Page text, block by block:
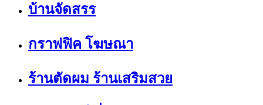
บ้านจัดสรร
กราฟฟิค โฆษณา
ร้านตัดผม ร้านเสริมสวย